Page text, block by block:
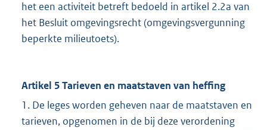
het een activiteit betreft bedoeld in artikel 2.2a van
het Besluit omgevingsrecht (omgevingsvergunning
beperkte milieutoets).
Artikel 5 Tarieven en maatstaven van heffing
1. De leges worden geheven naar de maatstaven en
tarieven, opgenomen in de bij deze verordening